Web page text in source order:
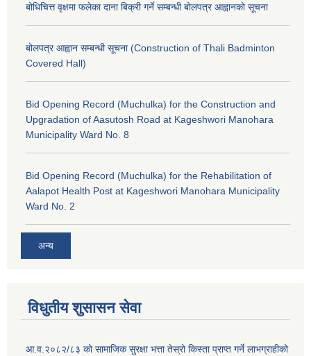
बोधिचित्त वृक्षमा फलेका दाना बिक्री गर्ने सम्बन्धी बोलपत्र आह्वानको सूचना
बोलपत्र आह्वान सम्बन्धी सूचना (Construction of Thali Badminton
Covered Hall)
Bid Opening Record (Muchulka) for the Construction and
Upgradation of Aasutosh Road at Kageshwori Manohara
Municipality Ward No. 8
Bid Opening Record (Muchulka) for the Rehabilitation of
Aalapot Health Post at Kageshwori Manohara Municipality
Ward No. 2
अन्य
विधुतीय शुसासन सेवा
आ.व.२०८२/८३ को सामाजिक सुरक्षा भत्ता तेस्रो किस्ता प्राप्त गर्ने लाभग्राहीको